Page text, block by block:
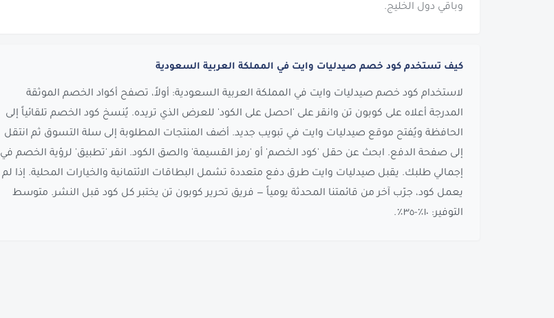
وباقي دول الخليج.
كيف تستخدم كود خصم صيدليات وايت في المملكة العربية السعودية
لاستخدام كود خصم صيدليات وايت في المملكة العربية السعودية: أولاً، تصفح أكواد الخصم الموثقة
المدرجة أعلاه على كوبون تن وانقر على 'احصل على الكود' للعرض الذي تريده. يُنسخ كود الخصم تلقائياً إلى
الحافظة ويُفتح موقع صيدليات وايت في تبويب جديد. أضف المنتجات المطلوبة إلى سلة التسوق ثم انتقل
إلى صفحة الدفع. ابحث عن حقل 'كود الخصم' أو 'رمز القسيمة' والصق الكود. انقر 'تطبيق' لرؤية الخصم في
إجمالي طلبك. يقبل صيدليات وايت طرق دفع متعددة تشمل البطاقات الائتمانية والخيارات المحلية. إذا لم
يعمل كود، جرّب آخر من قائمتنا المحدثة يومياً — فريق تحرير كوبون تن يختبر كل كود قبل النشر. متوسط
التوفير: ١٠٪-٣٥٪.